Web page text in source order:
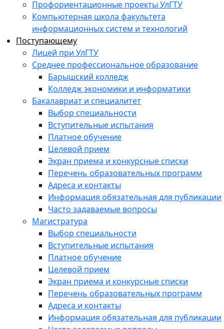
Профориентационные проекты УлГТУ
Компьютерная школа факультета
информационных систем и технологий
Поступающему
Лицей при УлГТУ
Среднее профессиональное образование
Барышский колледж
Колледж экономики и информатики
Бакалавриат и специалитет
Выбор специальности
Вступительные испытания
Платное обучение
Целевой прием
Экран приема и конкурсные списки
Перечень образовательных программ
Адреса и контакты
Информация обязательная для публикации
Часто задаваемые вопросы
Магистратура
Выбор специальности
Вступительные испытания
Платное обучение
Целевой прием
Экран приема и конкурсные списки
Перечень образовательных программ
Адреса и контакты
Информация обязательная для публикации